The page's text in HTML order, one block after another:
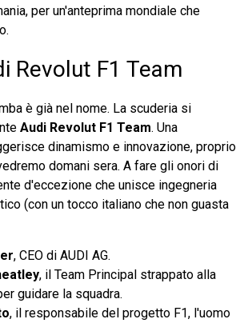
per un'anteprima mondiale che
Revolut F1 Team
è già nel nome. La scuderia si
Audi Revolut F1 Team. Una
dinamismo e innovazione, proprio
domani sera. A fare gli onori di
d'eccezione che unisce ingegneria
(con un tocco italiano che non guasta
, CEO di AUDI AG.
, il Team Principal strappato alla
guidare la squadra.
, il responsabile del progetto F1, l'uomo